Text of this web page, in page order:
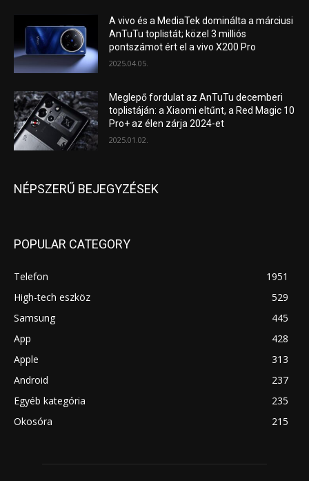
A vivo és a MediaTek dominálta a márciusi
AnTuTu toplistát; közel 3 milliós
pontszámot ért el a vivo X200 Pro
2025.04.05.
Meglepő fordulat az AnTuTu decemberi
toplistáján: a Xiaomi eltűnt, a Red Magic 10
Pro+ az élen zárja 2024-et
2025.01.02.
NÉPSZERŰ BEJEGYZÉSEK
POPULAR CATEGORY
Telefon
1951
High-tech eszköz
529
Samsung
445
App
428
Apple
313
Android
237
Egyéb kategória
235
Okosóra
215